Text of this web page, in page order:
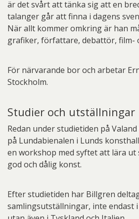
är det svårt att tänka sig att en
talanger går att finna i dagens
När allt kommer omkring är han
grafiker, författare, debattör, film-
För närvarande bor och arbetar
Stockholm.
Studier och utställningar
Redan under studietiden på
på Lundabienalen i Lunds
en workshop med syftet att lära ut
god och dålig konst.
Efter studietiden har Billgren
samlingsutställningar, inte endast